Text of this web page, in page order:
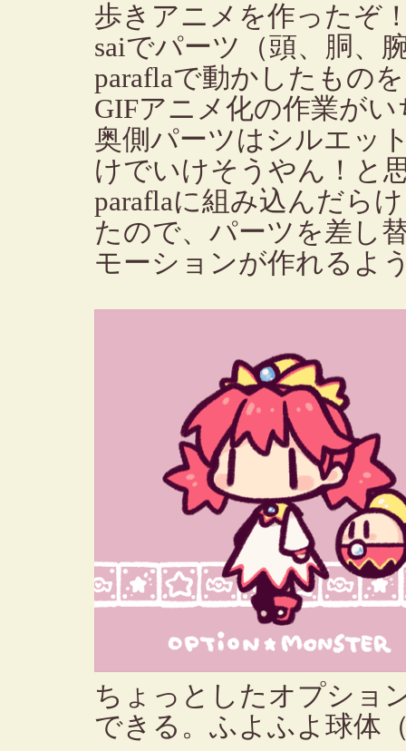
歩きアニメを作ったぞ
saiでパーツ（頭、胴、
paraflaで動かしたもの
GIFアニメ化の作業が
奥側パーツはシルエッ
けでいけそうやん！と
paraflaに組み込んだら
たので、パーツを差し
モーションが作れるよ
ちょっとしたオプショ
できる。ふよふよ球体